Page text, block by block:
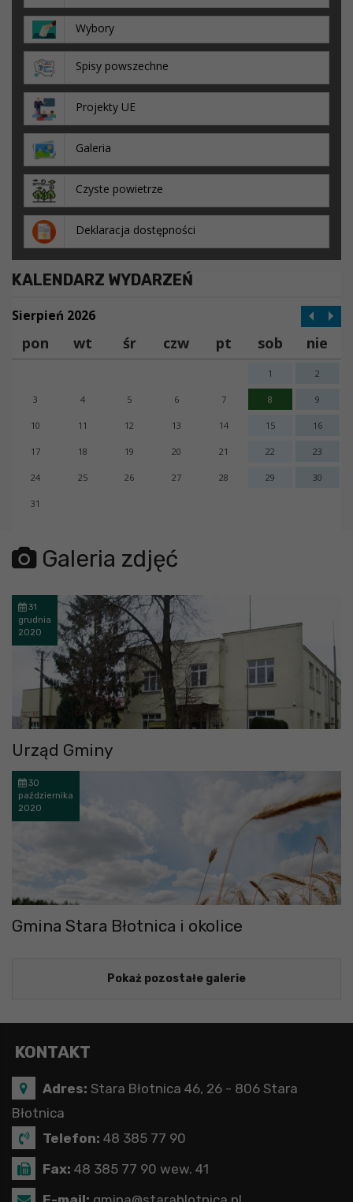
Wybory
Spisy powszechne
Projekty UE
Galeria
Czyste powietrze
Deklaracja dostępności
KALENDARZ WYDARZEŃ
Sierpień 2026
pon wt śr czw pt sob nie
1 2
3 4 5 6 7 8 9
10 11 12 13 14 15 16
17 18 19 20 21 22 23
24 25 26 27 28 29 30
31
error getting json:
Galeria zdjęć
31
grudnia
2020
Urząd Gminy
30
października
2020
Gmina Stara Błotnica i okolice
Pokaż pozostałe galerie
KONTAKT
Adres: Stara Błotnica 46, 26 - 806 Stara
Błotnica
Telefon: 48 385 77 90
Fax: 48 385 77 90 wew. 41